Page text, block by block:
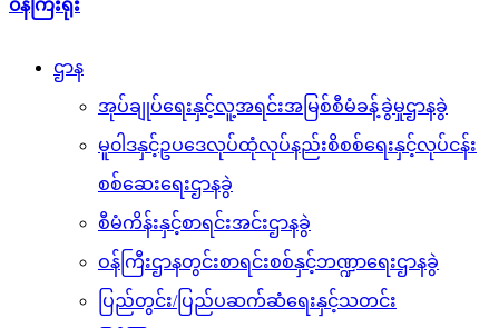
၀န်ကြီးရုံး
ဌာန
အုပ်ချုပ်ရေးနှင့်လူ့အရင်းအမြစ်စီမံခန့်ခွဲမှုဌာနခွဲ
မူ၀ါဒနှင့်ဥပဒေလုပ်ထုံလုပ်နည်းစိစစ်ရေးနှင့်လုပ်ငန်း
စစ်ဆေးရေးဌာနခွဲ
စီမံကိန်းနှင့်စာရင်းအင်းဌာနခွဲ
ဝန်ကြီးဌာနတွင်းစာရင်းစစ်နှင့်ဘဏ္ဍာရေးဌာနခွဲ
ပြည်တွင်း/ပြည်ပဆက်ဆံရေးနှင့်သတင်း